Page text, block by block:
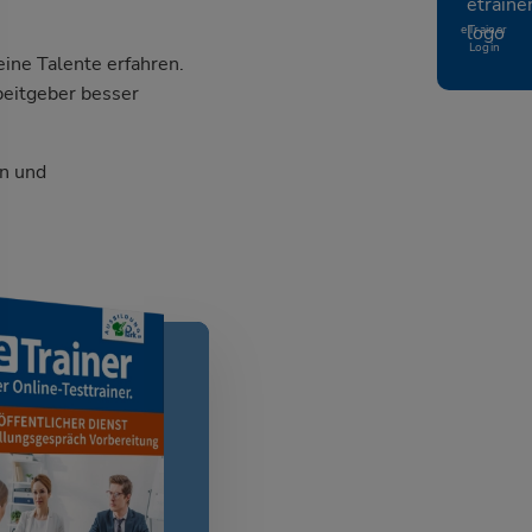
eTrainer
Login
Talente erfahren.
besser
und